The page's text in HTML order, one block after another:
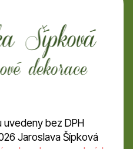
uvedeny bez DPH
Jaroslava Šípková